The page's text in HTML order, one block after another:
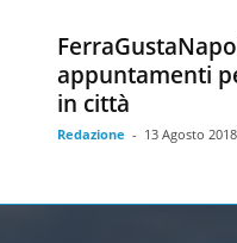
appuntamenti
in città
Redazione - 13 Agosto 2018